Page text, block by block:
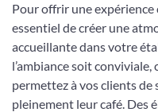
Pour offrir une expérience
essentiel de créer une
accueillante dans votre
l’ambiance soit
permettez à vos clients
pleinement leur café. Des